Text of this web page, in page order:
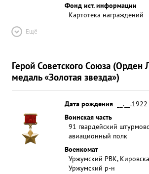
Фонд ист. информации
Картотека награждений
Ещё
Герой Советского Союза (Орден
медаль «Золотая звезда»)
Дата рождения
__.__.1922
Воинская часть
91 гвардейский
авиационный полк
Военкомат
Уржумский РВК,
Уржумский р-н